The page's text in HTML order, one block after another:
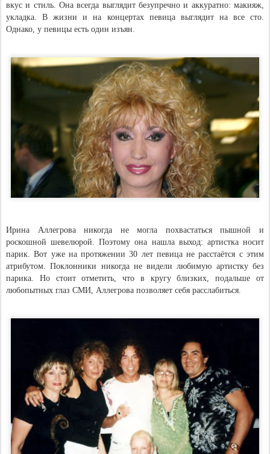
вкус и стиль. Она всегда выглядит безупречно и аккуратно: макияж,
укладка. В жизни и на концертах певица выглядит на все сто.
Однако, у певицы есть один изъян.
Ирина Аллегрова никогда не могла похвастаться пышной и
роскошной шевелюрой. Поэтому она нашла выход: артистка носит
парик. Вот уже на протяжении 30 лет певица не расстаётся с этим
атрибутом. Поклонники никогда не видели любимую артистку без
парика. Но стоит отметить, что в кругу близких, подальше от
любопытных глаз СМИ, Аллегрова позволяет себя расслабиться.